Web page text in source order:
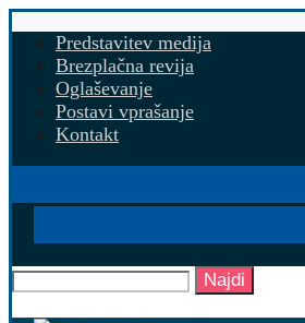
Predstavitev medija
Brezplačna revija
Oglaševanje
Postavi vprašanje
Kontakt
Najdi